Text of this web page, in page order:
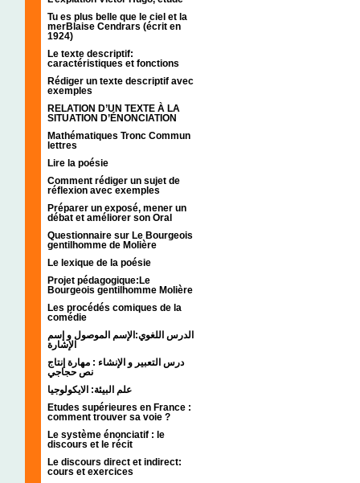
Tu es plus belle que le ciel et la
merBlaise Cendrars (écrit en
1924)
Le texte descriptif:
caractéristiques et fonctions
Rédiger un texte descriptif avec
exemples
RELATION D’UN TEXTE À LA
SITUATION D’ÉNONCIATION
Mathématiques Tronc Commun
lettres
Lire la poésie
Comment rédiger un sujet de
réflexion avec exemples
Préparer un exposé, mener un
débat et améliorer son Oral
Questionnaire sur Le Bourgeois
gentilhomme de Molière
Le lexique de la poésie
Projet pédagogique:Le
Bourgeois gentilhomme Molière
Les procédés comiques de la
comédie
الدرس اللغوي:الإسم الموصول و إسم
الإشارة
درس التعبير و الإنشاء : مهارة إنتاج
نص حجاجي
علم البيئة: الايكولوجيا
Etudes supérieures en France :
comment trouver sa voie ?
Le système énonciatif : le
discours et le récit
Le discours direct et indirect:
cours et exercices